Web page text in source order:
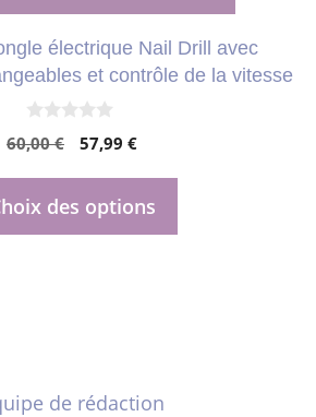
électrique Nail Drill avec
et contrôle de la vitesse
0
s
r
5
60,00€
Le
initial
était :
57,99 €Le
actuel
est :
des options
de rédaction